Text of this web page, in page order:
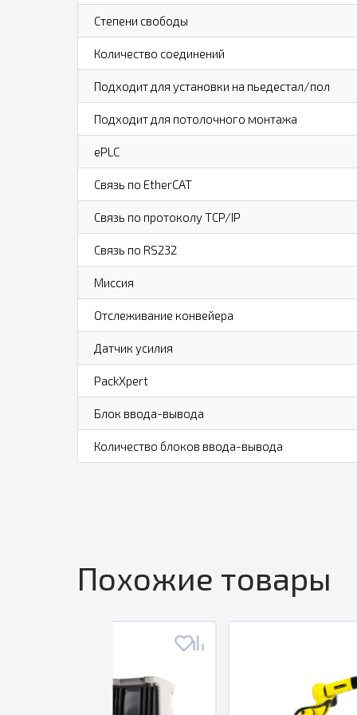
Степени свободы
Количество соединений
Подходит для установки на пьедестал/пол
Подходит для потолочного монтажа
ePLC
Связь по EtherCAT
Связь по протоколу TCP/IP
Связь по RS232
Миссия
Отслеживание конвейера
Датчик усилия
PackXpert
Блок ввода-вывода
Количество блоков ввода-вывода
Похожие товары